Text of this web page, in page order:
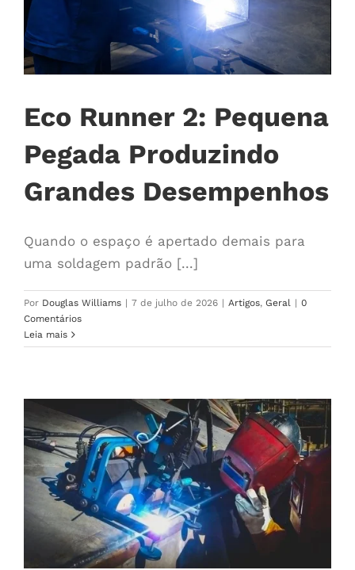
Eco Runner 2: Pequena
Pegada Produzindo
Grandes Desempenhos
Quando o espaço é apertado demais para
uma soldagem padrão [...]
Por Douglas Williams | 7 de julho de 2026 | Artigos, Geral | 0
Comentários
Leia mais